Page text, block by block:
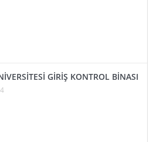
GİRİŞ KONTROL BİNASI